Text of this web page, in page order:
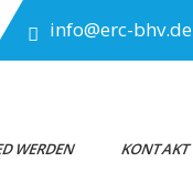
info@erc-bhv.de
WERDEN KONTAKT